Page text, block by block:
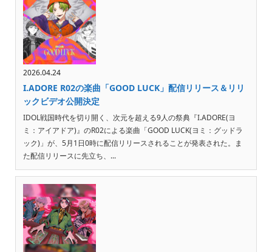
2026.04.24
I.ADORE R02の楽曲「GOOD LUCK」配信リリース＆リリ
ックビデオ公開決定
IDOL戦国時代を切り開く、次元を超える9人の祭典『I.ADORE(ヨ
ミ：アイアドア)』のR02による楽曲「GOOD LUCK(ヨミ：グッドラ
ック)」が、5月1日0時に配信リリースされることが発表された。ま
た配信リリースに先立ち、...